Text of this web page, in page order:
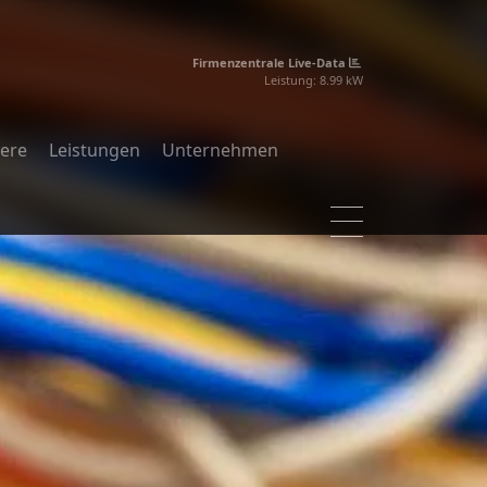
Leistungen
Unternehmen
Firmenzentrale Live-Data
Erzeugte Energie:91.125MWh